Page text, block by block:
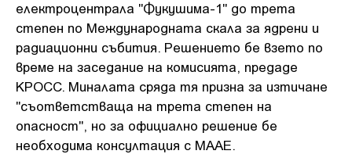
електроцентрала "Фукушима-1" до трета
степен по Международната скала за ядрени и
радиационни събития. Решението бе взето по
време на заседание на комисията, предаде
КРОСС. Миналата сряда тя призна за изтичане
"съответстваща на трета степен на
опасност", но за официално решение бе
необходима консултация с МААЕ.